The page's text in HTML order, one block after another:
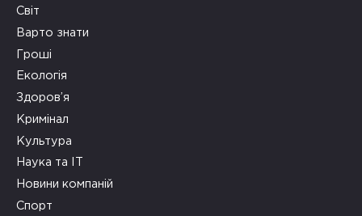
Світ
Варто знати
Гроші
Екологія
Здоров’я
Кримінал
Культура
Наука та ІТ
Новини компаній
Спорт